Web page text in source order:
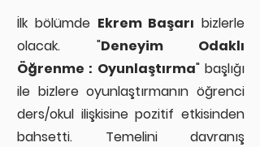
İlk bölümde Ekrem Başarı bizlerle
olacak. "Deneyim Odaklı
Öğrenme : Oyunlaştırma" başlığı
ile bizlere oyunlaştırmanın öğrenci
ders/okul ilişkisine pozitif etkisinden
bahsetti. Temelini davranış